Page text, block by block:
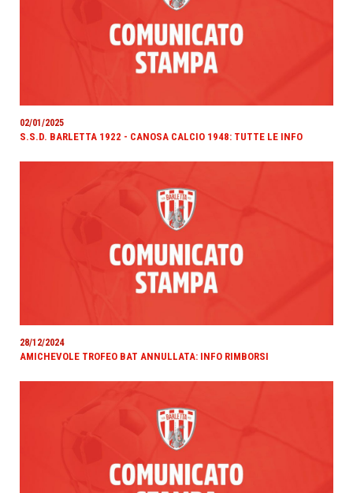
02/01/2025
S.S.D. BARLETTA 1922 - CANOSA CALCIO 1948: TUTTE LE INFO
28/12/2024
AMICHEVOLE TROFEO BAT ANNULLATA: INFO RIMBORSI